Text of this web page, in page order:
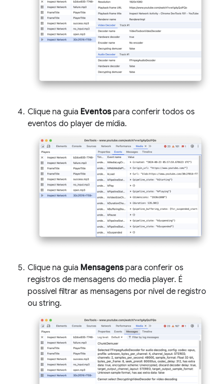
Clique na guia Eventospara conferir todos os
eventos do player de mídia.
Clique na guia Mensagenspara conferir os
registros de mensagens do media player. É
possível filtrar as mensagens por nível de registro
ou string.